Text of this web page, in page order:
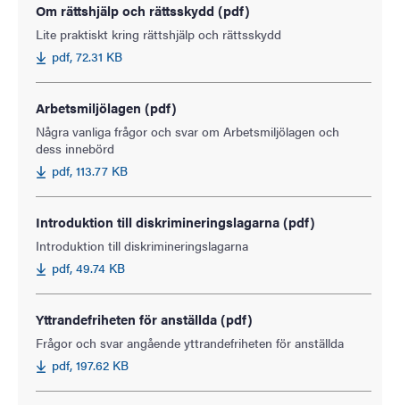
Om rättshjälp och rättsskydd (pdf)
Lite praktiskt kring rättshjälp och rättsskydd
pdf, 72.31 KB
Arbetsmiljölagen (pdf)
Några vanliga frågor och svar om Arbetsmiljölagen och
dess innebörd
pdf, 113.77 KB
Introduktion till diskrimineringslagarna (pdf)
Introduktion till diskrimineringslagarna
pdf, 49.74 KB
Yttrandefriheten för anställda (pdf)
Frågor och svar angående yttrandefriheten för anställda
pdf, 197.62 KB